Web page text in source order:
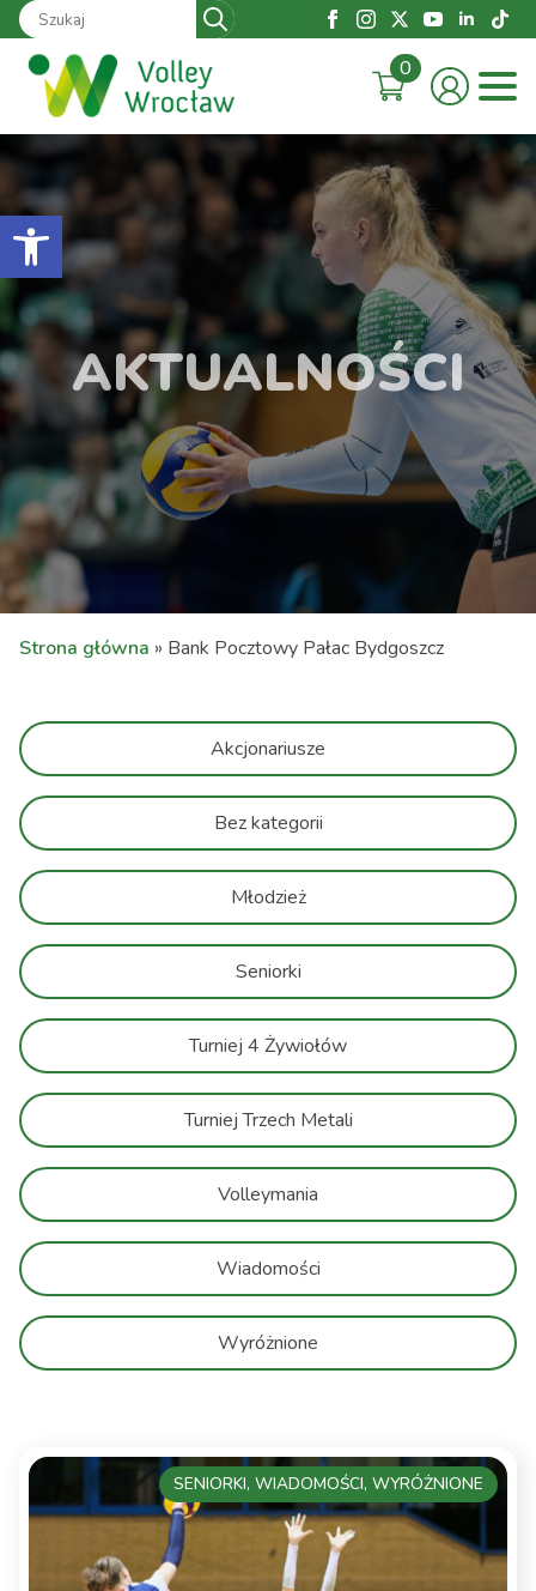
Otwórz pasek narzędzi
Search
for:
0
AKTUALNOŚCI
Strona główna » Bank Pocztowy Pałac Bydgoszcz
Akcjonariusze
Bez kategorii
Młodzież
Seniorki
Turniej 4 Żywiołów
Turniej Trzech Metali
Volleymania
Wiadomości
Wyróżnione
SENIORKI, WIADOMOŚCI, WYRÓŻNIONE